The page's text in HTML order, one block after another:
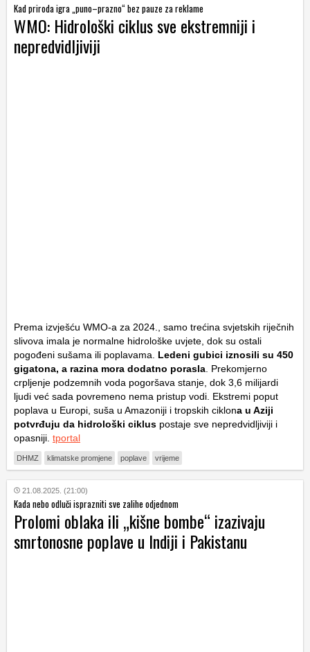
Kad priroda igra „puno–prazno“ bez pauze za reklame
WMO: Hidrološki ciklus sve ekstremniji i
nepredvidljiviji
Prema izvješću WMO-a za 2024., samo trećina svjetskih riječnih
slivova imala je normalne hidrološke uvjete, dok su ostali
pogođeni sušama ili poplavama. Ledeni gubici iznosili su 450
gigatona, a razina mora dodatno porasla. Prekomjerno
crpljenje podzemnih voda pogoršava stanje, dok 3,6 milijardi
ljudi već sada povremeno nema pristup vodi. Ekstremi poput
poplava u Europi, suša u Amazoniji i tropskih ciklona u Aziji
potvrđuju da hidrološki ciklus postaje sve nepredvidljiviji i
opasniji. tportal
DHMZ klimatske promjene poplave vrijeme
21.08.2025. (21:00)
Kada nebo odluči isprazniti sve zalihe odjednom
Prolomi oblaka ili „kišne bombe“ izazivaju
smrtonosne poplave u Indiji i Pakistanu